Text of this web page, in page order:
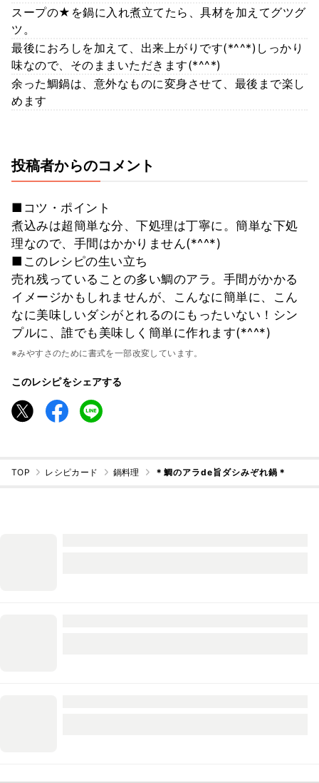
スープの★を鍋に入れ煮立てたら、具材を加えてグツグ
ツ。
最後におろしを加えて、出来上がりです(*^^*)しっかり
味なので、そのままいただきます(*^^*)
余った鯛鍋は、意外なものに変身させて、最後まで楽し
めます
投稿者からのコメント
■コツ・ポイント
煮込みは超簡単な分、下処理は丁寧に。簡単な下処
理なので、手間はかかりません(*^^*)
■このレシピの生い立ち
売れ残っていることの多い鯛のアラ。手間がかかる
イメージかもしれませんが、こんなに簡単に、こん
なに美味しいダシがとれるのにもったいない！シン
プルに、誰でも美味しく簡単に作れます(*^^*)
※みやすさのために書式を一部改変しています。
このレシピをシェアする
TOP レシピカード 鍋料理 ＊鯛のアラde旨ダシみぞれ鍋＊